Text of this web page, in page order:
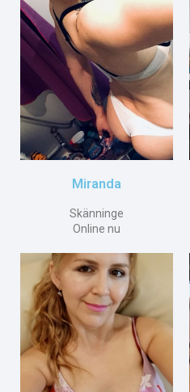
Miranda
Skänninge
Online nu